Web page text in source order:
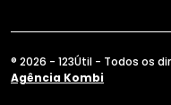
® 2026 - 123Útil - Todos os
Agência Kombi